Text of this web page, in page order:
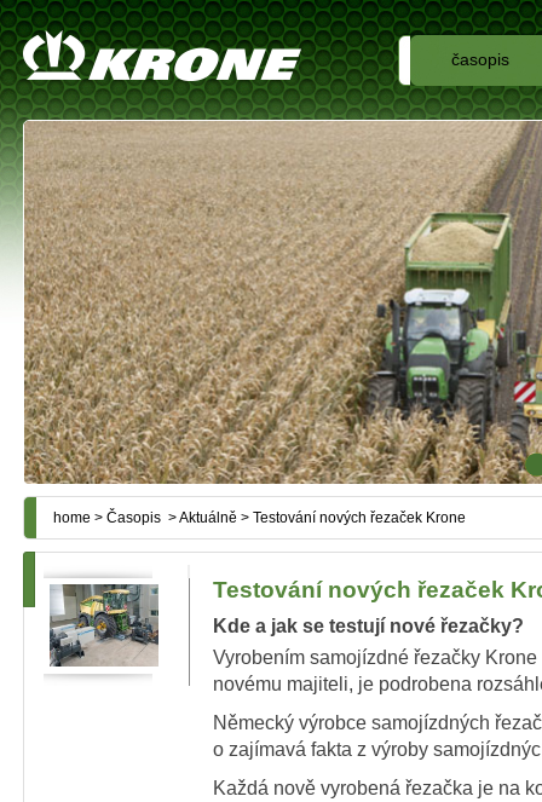
časopis
home > Časopis >Aktuálně > Testování nových řezaček Krone
Testování nových řezaček
Kde a jak se testují nové řezačky?
Vyrobením samojízdné řezačky
novému majiteli, je podrobena
Německý výrobce samojízdných
o zajímavá fakta z výroby
Každá nově vyrobená řezačka je na